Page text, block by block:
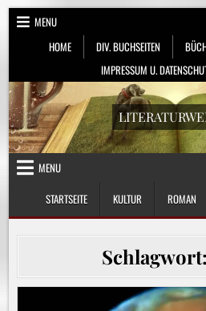
Skip
MENU
HOME
DIV. BUCHSEITEN
IMPRESSUM U.
MENU
STARTSEITE
KULTUR ROMAN
Schlagwort: